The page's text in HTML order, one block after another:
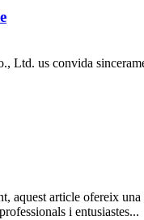
Ltd. us convida
aquest article ofereix
i entusiastes...